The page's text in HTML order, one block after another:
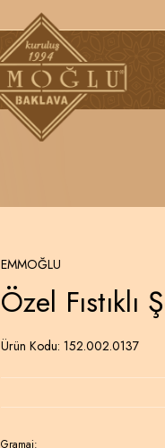
EMMOĞLU
Özel Fıstıklı
Ürün Kodu: 152.002.0137